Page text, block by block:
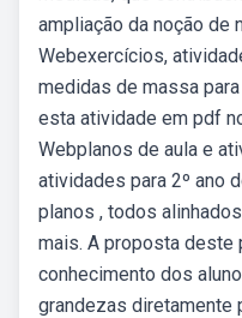
ampliação da noção de
Webexercícios,
medidas de massa
esta atividade em pdf
Webplanos de aula e
atividades para 2º ano
planos , todos
mais. A proposta deste
conhecimento dos
grandezas diretamente